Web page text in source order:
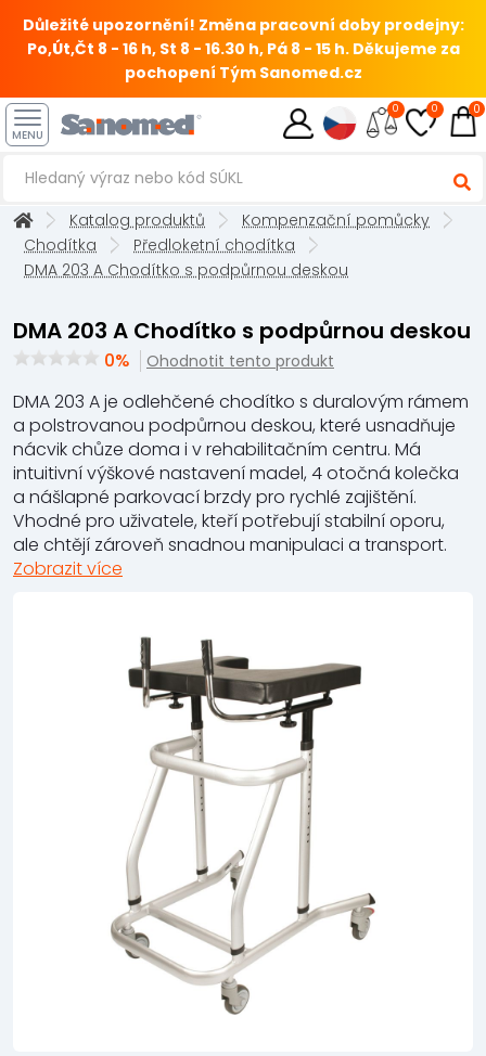
Důležité upozornění! Změna pracovní doby prodejny:
Po,Út,Čt 8 - 16 h, St 8 - 16.30 h, Pá 8 - 15 h. Děkujeme za
pochopení Tým Sanomed.cz
MENU
0 0 0
Katalog produktů
Kompenzační pomůcky
Chodítka
Předloketní chodítka
DMA 203 A Chodítko s podpůrnou deskou
DMA 203 A Chodítko s podpůrnou deskou
0% Ohodnotit tento produkt
DMA 203 A je odlehčené chodítko s duralovým rámem
a polstrovanou podpůrnou deskou, které usnadňuje
nácvik chůze doma i v rehabilitačním centru. Má
intuitivní výškové nastavení madel, 4 otočná kolečka
a nášlapné parkovací brzdy pro rychlé zajištění.
Vhodné pro uživatele, kteří potřebují stabilní oporu,
ale chtějí zároveň snadnou manipulaci a transport.
Zobrazit více